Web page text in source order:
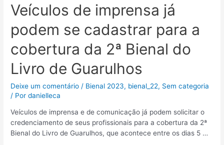
Veículos de imprensa já
podem se cadastrar para a
cobertura da 2ª Bienal do
Livro de Guarulhos
Deixe um comentário / Bienal 2023, bienal_22, Sem categoria
/ Pordanielleca
Veículos de imprensa e de comunicação já podem solicitar o
credenciamento de seus profissionais para a cobertura da 2ª
Bienal do Livro de Guarulhos, que acontece entre os dias 5 …